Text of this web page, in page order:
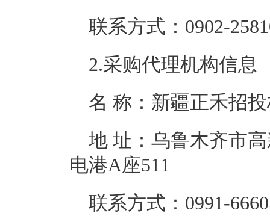
联系方式： 0902-
2.采购代理机构信息
名 称： 新疆正禾招
地 址： 乌鲁木齐市
电港A座511
联系方式： 0991-